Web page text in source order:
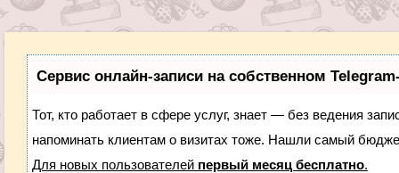
Сервис онлайн-записи на собственном
Тот, кто работает в сфере услуг, знает — без ведения
напоминать клиентам о визитах тоже. Нашли самый
Для новых пользователей первый месяц бесплатно.